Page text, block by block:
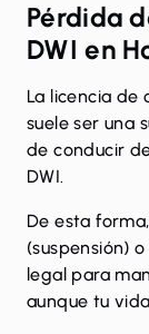
Pérdida
DWI en
La licencia de
suele ser una
de conducir
DWI.
De esta
(suspensión)
legal para
aunque tu